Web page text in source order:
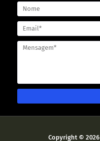
Copyright © 2026